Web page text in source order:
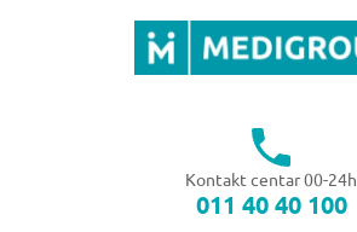
Kontakt centar 00-24h
011 40 40 100